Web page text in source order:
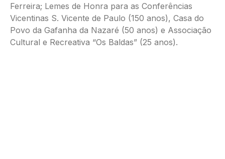
Ferreira; Lemes de Honra para as Conferências
Vicentinas S. Vicente de Paulo (150 anos), Casa do
Povo da Gafanha da Nazaré (50 anos) e Associação
Cultural e Recreativa “Os Baldas” (25 anos).